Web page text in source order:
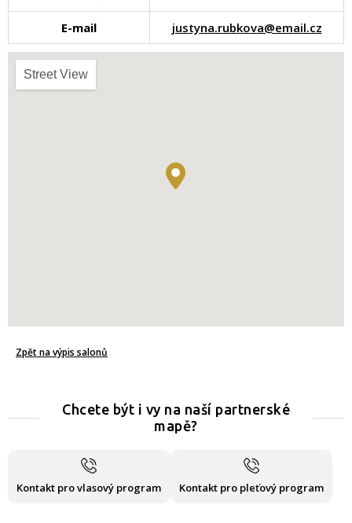
E-mail justyna.rubkova@email.cz
Street View
Zpět na výpis salonů
Chcete být i vy na naší partnerské
mapě?
Kontakt pro vlasový program Kontakt pro pleťový program